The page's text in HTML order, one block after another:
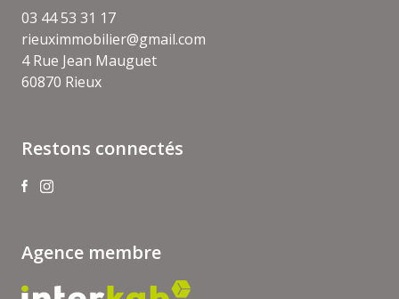
03 44 53 31 17
rieuximmobilier@gmail.com
4 Rue Jean Mauguet
60870 Rieux
Restons connectés
Agence membre